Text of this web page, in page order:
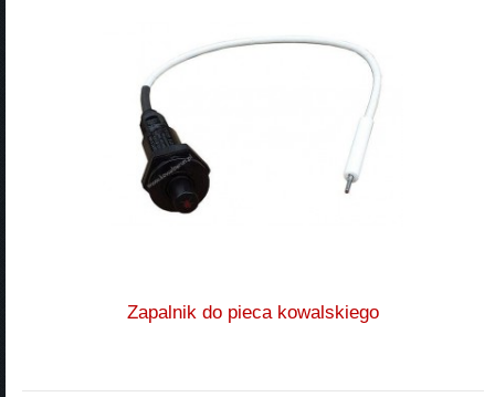
Zapalnik do pieca kowalskiego